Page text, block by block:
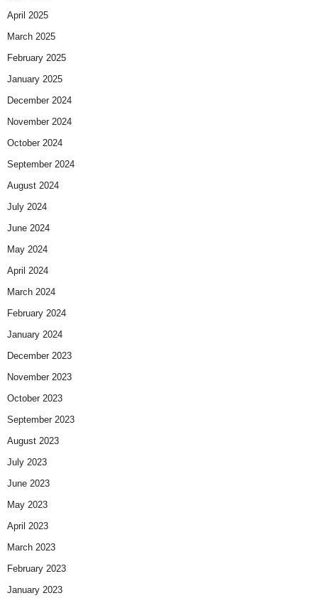
April 2025
March 2025
February 2025
January 2025
December 2024
November 2024
October 2024
September 2024
August 2024
July 2024
June 2024
May 2024
April 2024
March 2024
February 2024
January 2024
December 2023
November 2023
October 2023
September 2023
August 2023
July 2023
June 2023
May 2023
April 2023
March 2023
February 2023
January 2023